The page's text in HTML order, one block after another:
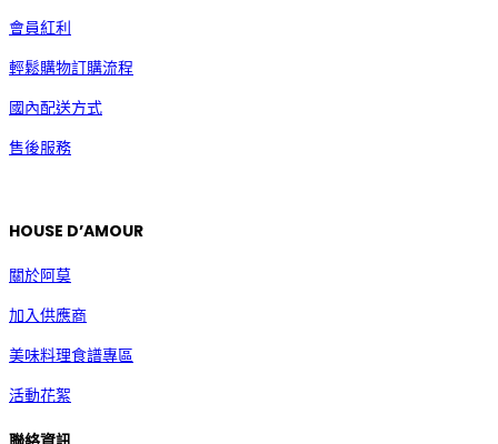
會員紅利
輕鬆購物訂購流程
國內配送方式
售後服務
HOUSE D’AMOUR
關於阿莫
加入供應商
美味料理食譜專區
活動花絮